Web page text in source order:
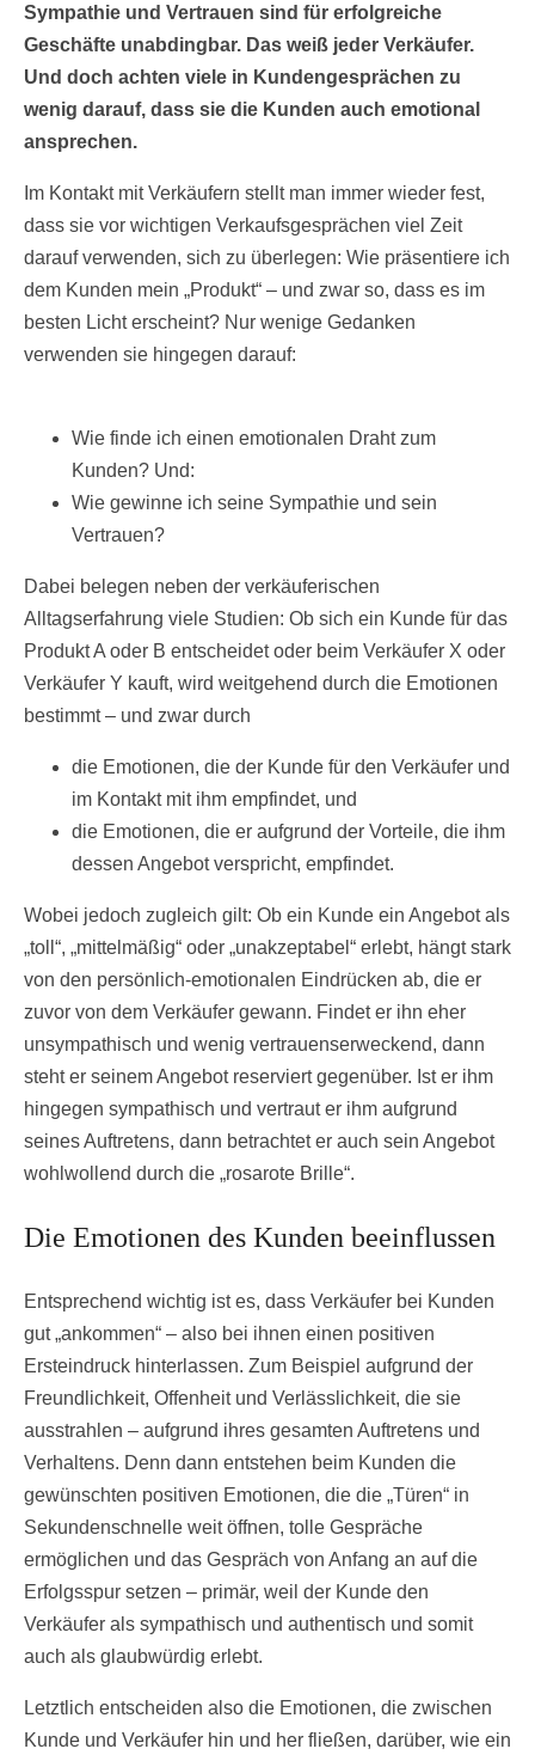
Sympathie und Vertrauen sind für erfolgreiche
Geschäfte unabdingbar. Das weiß jeder Verkäufer.
Und doch achten viele in Kundengesprächen zu
wenig darauf, dass sie die Kunden auch emotional
ansprechen.
Im Kontakt mit Verkäufern stellt man immer wieder fest,
dass sie vor wichtigen Verkaufsgesprächen viel Zeit
darauf verwenden, sich zu überlegen: Wie präsentiere ich
dem Kunden mein „Produkt“ – und zwar so, dass es im
besten Licht erscheint? Nur wenige Gedanken
verwenden sie hingegen darauf:
Wie finde ich einen emotionalen Draht zum
Kunden? Und:
Wie gewinne ich seine Sympathie und sein
Vertrauen?
Dabei belegen neben der verkäuferischen
Alltagserfahrung viele Studien: Ob sich ein Kunde für das
Produkt A oder B entscheidet oder beim Verkäufer X oder
Verkäufer Y kauft, wird weitgehend durch die Emotionen
bestimmt – und zwar durch
die Emotionen, die der Kunde für den Verkäufer und
im Kontakt mit ihm empfindet, und
die Emotionen, die er aufgrund der Vorteile, die ihm
dessen Angebot verspricht, empfindet.
Wobei jedoch zugleich gilt: Ob ein Kunde ein Angebot als
„toll“, „mittelmäßig“ oder „unakzeptabel“ erlebt, hängt stark
von den persönlich-emotionalen Eindrücken ab, die er
zuvor von dem Verkäufer gewann. Findet er ihn eher
unsympathisch und wenig vertrauenserweckend, dann
steht er seinem Angebot reserviert gegenüber. Ist er ihm
hingegen sympathisch und vertraut er ihm aufgrund
seines Auftretens, dann betrachtet er auch sein Angebot
wohlwollend durch die „rosarote Brille“.
Die Emotionen des Kunden beeinflussen
Entsprechend wichtig ist es, dass Verkäufer bei Kunden
gut „ankommen“ – also bei ihnen einen positiven
Ersteindruck hinterlassen. Zum Beispiel aufgrund der
Freundlichkeit, Offenheit und Verlässlichkeit, die sie
ausstrahlen – aufgrund ihres gesamten Auftretens und
Verhaltens. Denn dann entstehen beim Kunden die
gewünschten positiven Emotionen, die die „Türen“ in
Sekundenschnelle weit öffnen, tolle Gespräche
ermöglichen und das Gespräch von Anfang an auf die
Erfolgsspur setzen – primär, weil der Kunde den
Verkäufer als sympathisch und authentisch und somit
auch als glaubwürdig erlebt.
Letztlich entscheiden also die Emotionen, die zwischen
Kunde und Verkäufer hin und her fließen, darüber, wie ein